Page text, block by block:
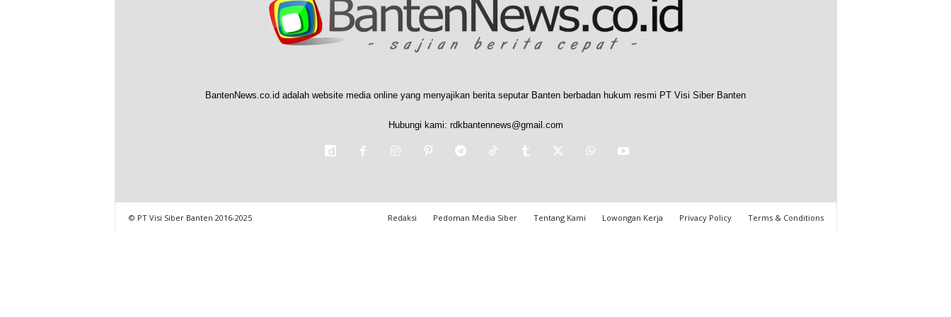
BantenNews.co.id adalah website media online yang menyajikan berita seputar Banten berbadan hukum resmi PT Visi Siber Banten
Hubungi kami: rdkbantennews@gmail.com
Redaksi Pedoman Media Siber Tentang Kami Lowongan Kerja Privacy Policy Terms & Conditions
© PT Visi Siber Banten 2016-2025